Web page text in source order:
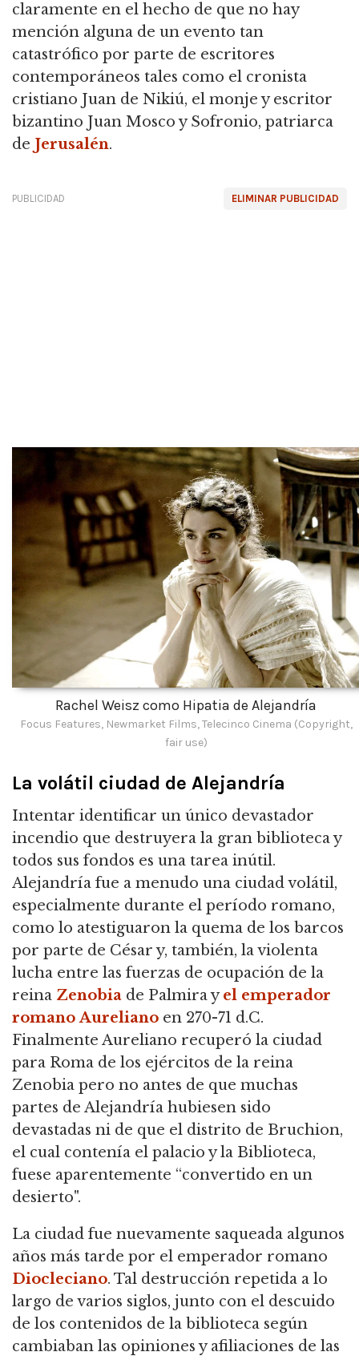
claramente en el hecho de que no hay
mención alguna de un evento tan
catastrófico por parte de escritores
contemporáneos tales como el cronista
cristiano Juan de Nikiú, el monje y escritor
bizantino Juan Mosco y Sofronio, patriarca
de Jerusalén.
ELIMINAR PUBLICIDAD
PUBLICIDAD
Rachel Weisz como Hipatia de Alejandría
Focus Features, Newmarket Films, Telecinco Cinema (Copyright,
fair use)
La volátil ciudad de Alejandría
Intentar identificar un único devastador
incendio que destruyera la gran biblioteca y
todos sus fondos es una tarea inútil.
Alejandría fue a menudo una ciudad volátil,
especialmente durante el período romano,
como lo atestiguaron la quema de los barcos
por parte de César y, también, la violenta
lucha entre las fuerzas de ocupación de la
reina Zenobia de Palmira yel emperador
romano Aureliano en 270-71 d.C.
Finalmente Aureliano recuperó la ciudad
para Roma de los ejércitos de la reina
Zenobia pero no antes de que muchas
partes de Alejandría hubiesen sido
devastadas ni de que el distrito de Bruchion,
el cual contenía el palacio y la Biblioteca,
fuese aparentemente “convertido en un
desierto".
La ciudad fue nuevamente saqueada algunos
años más tarde por el emperador romano
Diocleciano. Tal destrucción repetida a lo
largo de varios siglos, junto con el descuido
de los contenidos de la biblioteca según
cambiaban las opiniones y afiliaciones de las